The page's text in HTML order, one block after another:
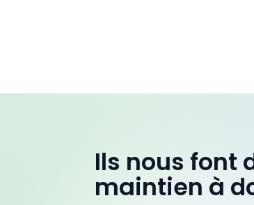
Ils nous font
maintien à